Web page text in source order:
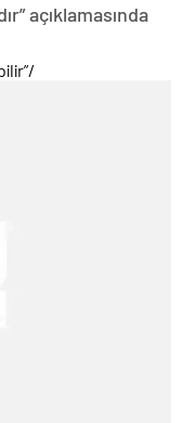
açıklamasında
/